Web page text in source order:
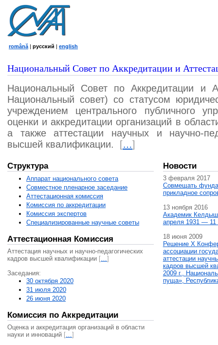
română | русский | english
Национальный Совет по Аккредитации и
Национальный Совет по Аккредитации и
Национальный совет) со статусом
учреждением центрального публичного
оценки и аккредитации организаций в
а также аттестации научных и научно-
высшей квалификации.
[…]
Структура
Аппарат национального совета
Совместное пленарное заседание
Аттестационная комисcия
Комиссия по аккредитации
Комиссия экспертов
Специализированные научные советы
Аттестационная Комиссия
Аттестация научных и научно-педагогических
кадров высшей квалификации […]
Заседания:
30 октября 2020
31 июля 2020
26 июня 2020
Комиссия по Аккредитации
Оценка и аккредитация организаций в области
науки и инноваций […]
Новости
3 февраля 2017
Совмещать
прикладное
13 ноября 2016
Академик
апреля 1931 — 11
18 июня 2009
Решение X
ассоциации
аттестации
кадров высшей
2009 г.,
пуща»,